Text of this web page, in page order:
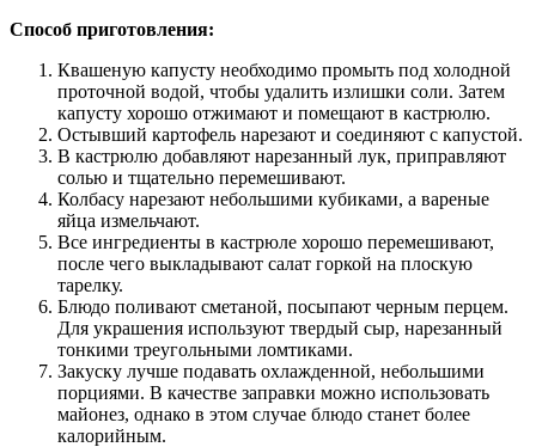
Способ приготовления:
Квашеную капусту необходимо промыть под холодной
проточной водой, чтобы удалить излишки соли. Затем
капусту хорошо отжимают и помещают в кастрюлю.
Остывший картофель нарезают и соединяют с капустой.
В кастрюлю добавляют нарезанный лук, приправляют
солью и тщательно перемешивают.
Колбасу нарезают небольшими кубиками, а вареные
яйца измельчают.
Все ингредиенты в кастрюле хорошо перемешивают,
после чего выкладывают салат горкой на плоскую
тарелку.
Блюдо поливают сметаной, посыпают черным перцем.
Для украшения используют твердый сыр, нарезанный
тонкими треугольными ломтиками.
Закуску лучше подавать охлажденной, небольшими
порциями. В качестве заправки можно использовать
майонез, однако в этом случае блюдо станет более
калорийным.